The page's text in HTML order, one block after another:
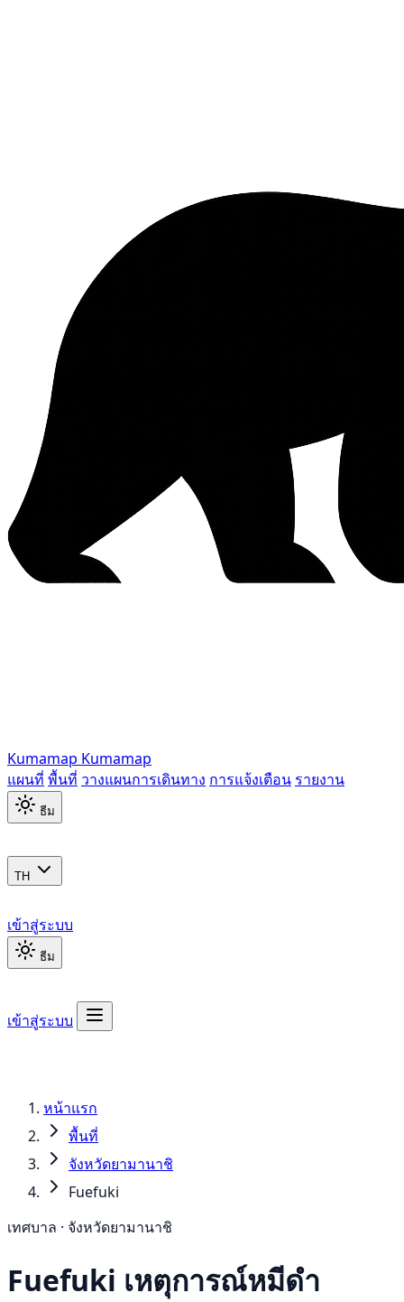
Kumamap Kumamap
แผนที่ พื้นที่ วางแผนการเดินทาง การแจ้งเตือน รายงาน
ธีม
TH
เข้าสู่ระบบ
ธีม
เข้าสู่ระบบ
หน้าแรก
พื้นที่
จังหวัดยามานาชิ
Fuefuki
เทศบาล · จังหวัดยามานาชิ
Fuefuki เหตุการณ์หมีดำ